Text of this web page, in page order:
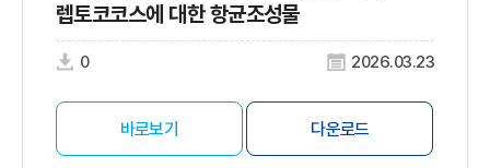
렙토코코스에 대한 항균조성물
0 2026.03.23
바로보기 다운로드